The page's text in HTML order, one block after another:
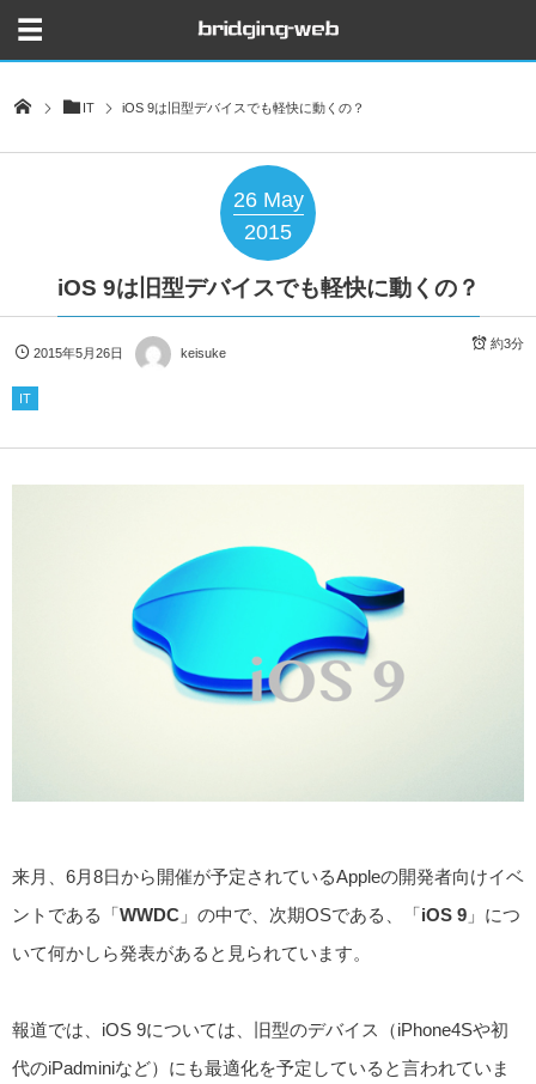
IT iOS 9は旧型デバイスでも軽快に動くの？
26 May
2015
iOS 9は旧型デバイスでも軽快に動くの？
2015年5月26日 keisuke
約3分
IT
来月、6月8日から開催が予定されているAppleの開発者向けイベ
ントである「WWDC 」の中で、次期OSである、「iOS 9 」につ
いて何かしら発表があると見られています。
報道では、iOS 9については、旧型のデバイス（iPhone4Sや初
代のiPadminiなど）にも最適化を予定していると言われていま